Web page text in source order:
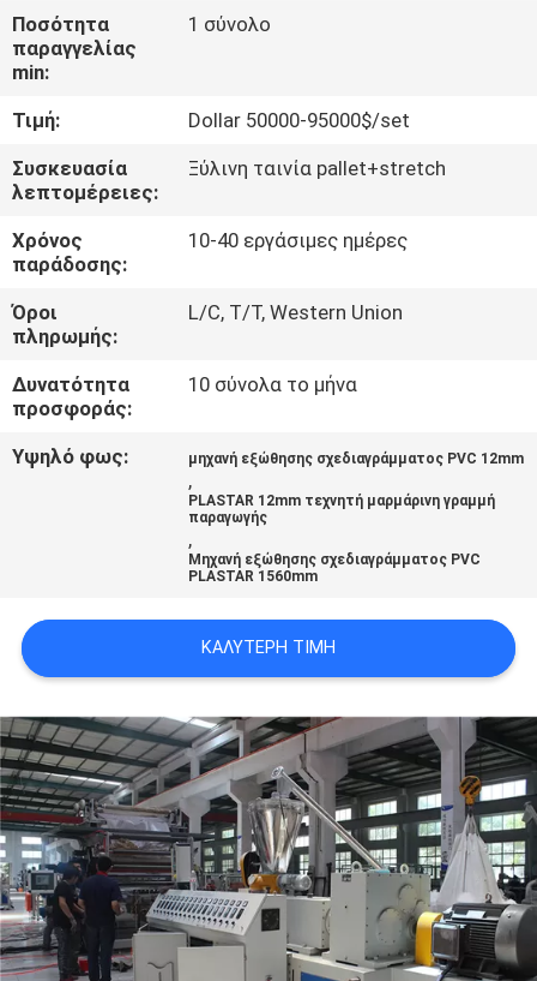
ΜΑΣ
ΣΕ
ΕΠΑΦΉ
ΖΗΤΉΣΤΕ
ΈΝΑ
ΑΠΌΣΠΑΣΜΑ
SITEMAP
Ποσότητα
παραγγελίας
min:
1 σύνολο
Τιμή:
Dollar 50000-95000$/set
Συσκευασία
λεπτομέρειες:
Ξύλινη ταινία pallet+stretch
Χρόνος
παράδοσης:
10-40 εργάσιμες ημέρες
Όροι
πληρωμής:
L/C, T/T, Western Union
Δυνατότητα
προσφοράς:
10 σύνολα το μήνα
Υψηλό φως: μηχανή εξώθησης σχεδιαγράμματος PVC 12mm
,
PLASTAR 12mm τεχνητή μαρμάρινη γραμμή
παραγωγής
,
Μηχανή εξώθησης σχεδιαγράμματος PVC
PLASTAR 1560mm
ΚΑΛΎΤΕΡΗ ΤΙΜΉ